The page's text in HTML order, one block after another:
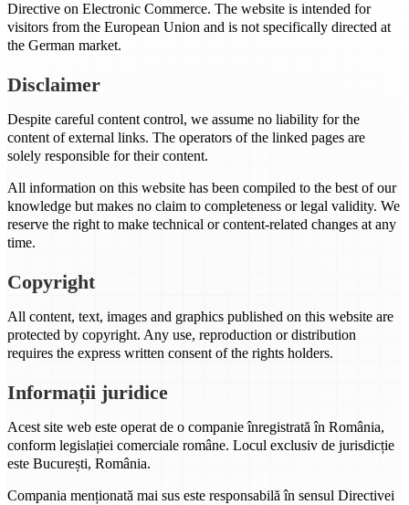
Directive on Electronic Commerce. The website is intended for
visitors from the European Union and is not specifically directed at
the German market.
Disclaimer
Despite careful content control, we assume no liability for the
content of external links. The operators of the linked pages are
solely responsible for their content.
All information on this website has been compiled to the best of our
knowledge but makes no claim to completeness or legal validity. We
reserve the right to make technical or content-related changes at any
time.
Copyright
All content, text, images and graphics published on this website are
protected by copyright. Any use, reproduction or distribution
requires the express written consent of the rights holders.
Informații juridice
Acest site web este operat de o companie înregistrată în România,
conform legislației comerciale române. Locul exclusiv de jurisdicție
este București, România.
Compania menționată mai sus este responsabilă în sensul Directivei